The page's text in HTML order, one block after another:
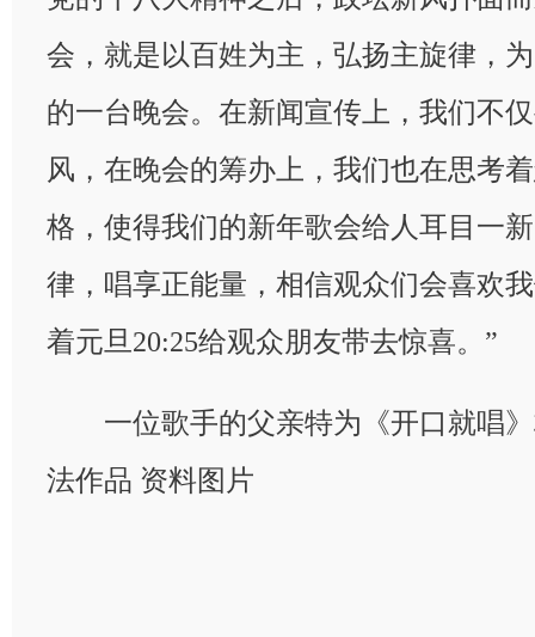
会，就是以百姓为主，弘扬主旋律，
的一台晚会。在新闻宣传上，我们不
风，在晚会的筹办上，我们也在思考
格，使得我们的新年歌会给人耳目一
律，唱享正能量，相信观众们会喜欢
着元旦20:25给观众朋友带去惊喜。”
一位歌手的父亲特为《开口就唱》
法作品 资料图片